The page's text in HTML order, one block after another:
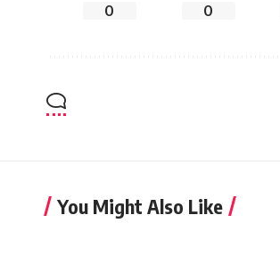
0 0
You Might Also Like